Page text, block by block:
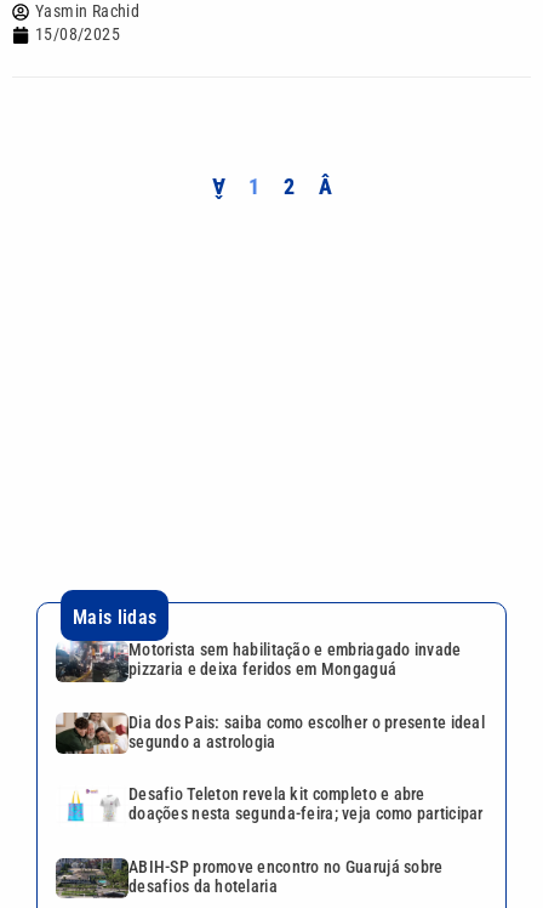
Yasmin Rachid
15/08/2025
Â 1 2 Â
Vini Jr. reage a foto de atriz trans com emoji de
surpresa, diz coluna
Continua após a publicidade
Cotidiano
REDES